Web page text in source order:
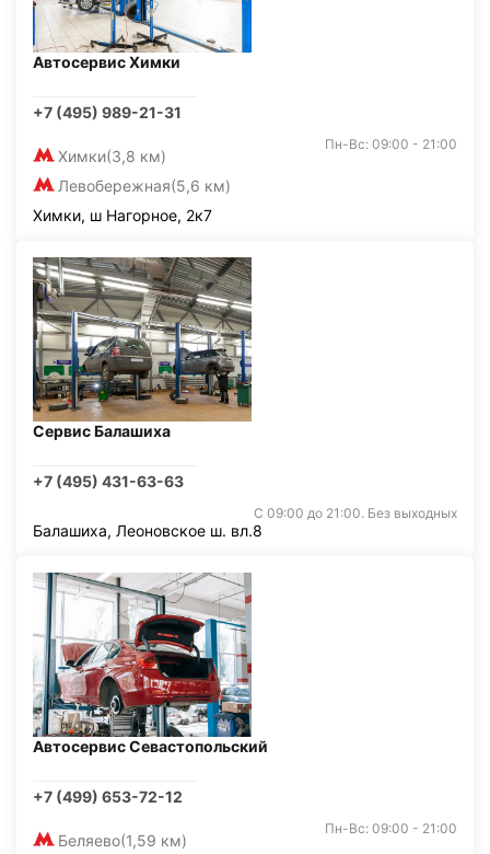
Автосервис Химки
+7 (495) 989-21-31
Химки(3,8 км)
Левобережная(5,6 км)
Пн-Вс: 09:00 - 21:00
Химки, ш Нагорное, 2к7
Сервис Балашиха
+7 (495) 431-63-63
С 09:00 до 21:00. Без выходных
Балашиха, Леоновское ш. вл.8
Автосервис Севастопольский
+7 (499) 653-72-12
Беляево(1,59 км)
Пн-Вс: 09:00 - 21:00